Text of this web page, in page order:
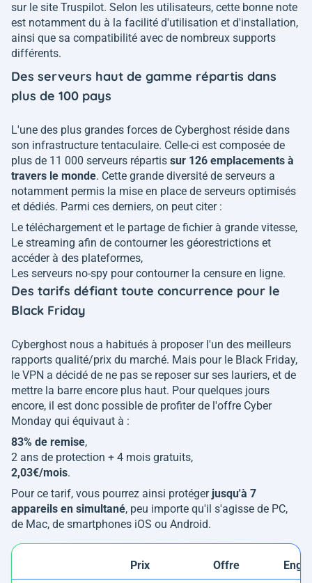
sur le site Truspilot. Selon les utilisateurs, cette bonne note
est notamment du à la facilité d'utilisation et d'installation,
ainsi que sa compatibilité avec de nombreux supports
différents.
Des serveurs haut de gamme répartis dans
plus de 100 pays
L'une des plus grandes forces de Cyberghost réside dans
son infrastructure tentaculaire. Celle-ci est composée de
plus de 11 000 serveurs répartis sur 126 emplacements à
travers le monde. Cette grande diversité de serveurs a
notamment permis la mise en place de serveurs optimisés
et dédiés. Parmi ces derniers, on peut citer :
Le téléchargement et le partage de fichier à grande vitesse,
Le streaming afin de contourner les géorestrictions et
accéder à des plateformes,
Les serveurs no-spy pour contourner la censure en ligne.
Des tarifs défiant toute concurrence pour le
Black Friday
Cyberghost nous a habitués à proposer l'un des meilleurs
rapports qualité/prix du marché. Mais pour le Black Friday,
le VPN a décidé de ne pas se reposer sur ses lauriers, et de
mettre la barre encore plus haut. Pour quelques jours
encore, il est donc possible de profiter de l'offre Cyber
Monday qui équivaut à :
83% de remise,
2 ans de protection + 4 mois gratuits,
2,03€/mois.
Pour ce tarif, vous pourrez ainsi protégerjusqu'à 7
appareils en simultané, peu importe qu'il s'agisse de PC,
de Mac, de smartphones iOS ou Android.
Prix Offre